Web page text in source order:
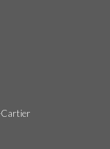
Cartier